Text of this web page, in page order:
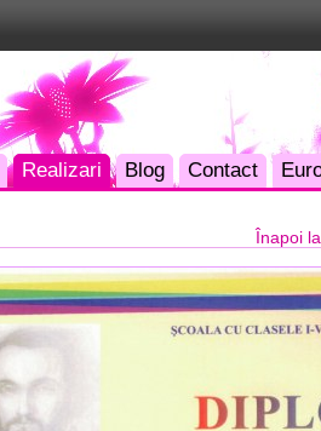
Realizari Blog Contact
Înapoi